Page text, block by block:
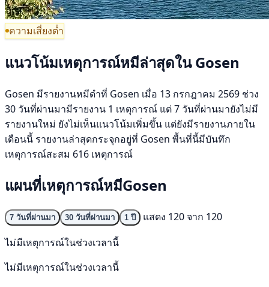
ความเสี่ยงต่ำ
แนวโน้มเหตุการณ์หมีล่าสุดใน Gosen
Gosen มีรายงานหมีดำที่ Gosen เมื่อ 13 กรกฎาคม 2569 ช่วง
30 วันที่ผ่านมามีรายงาน 1 เหตุการณ์ แต่ 7 วันที่ผ่านมายังไม่มี
รายงานใหม่ ยังไม่เห็นแนวโน้มเพิ่มขึ้น แต่ยังมีรายงานภายใน
เดือนนี้ รายงานล่าสุดกระจุกอยู่ที่ Gosen พื้นที่นี้มีบันทึก
เหตุการณ์สะสม 616 เหตุการณ์
แผนที่เหตุการณ์หมีGosen
7 วันที่ผ่านมา 30 วันที่ผ่านมา 1 ปี
แสดง 120 จาก 120
ไม่มีเหตุการณ์ในช่วงเวลานี้
ไม่มีเหตุการณ์ในช่วงเวลานี้